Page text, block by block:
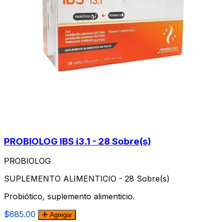
PROBIOLOG IBS i3.1 - 28 Sobre(s)
PROBIOLOG
SUPLEMENTO ALIMENTICIO - 28 Sobre(s)
Probiótico, suplemento alimenticio.
$685.00
Agregar